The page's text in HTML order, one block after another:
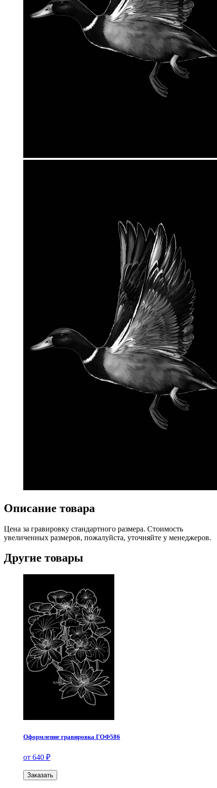
Описание товара
Цена за гравировку стандартного размера. Стоимость
увеличенных размеров, пожалуйста, уточняйте у менеджеров.
Другие товары
Оформление гравировка ГОФ586
от 640 ₽
Заказать